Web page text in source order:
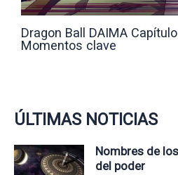
Dragon Ball DAIMA
Momentos clave
ÚLTIMAS NOTICIAS
Nombres de
del poder